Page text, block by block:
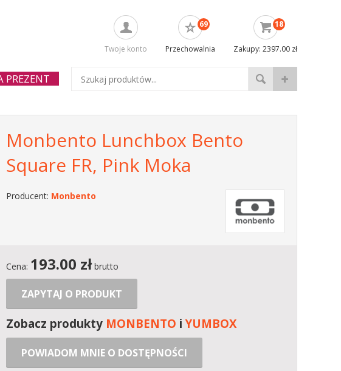
Twoje konto
69
Przechowalnia
18
Zakupy: 2397.00 zł
PREZENT
Monbento Lunchbox Bento
Square FR, Pink Moka
Producent: Monbento
Cena: 193.00 złbrutto
ZAPYTAJ O PRODUKT
Zobacz produkty MONBENTO iYUMBOX
POWIADOM MNIE O DOSTĘPNOŚCI